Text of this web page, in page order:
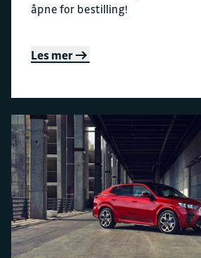
åpne for bestilling!
Les mer